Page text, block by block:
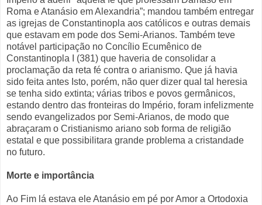
Roma e Atanásio em Alexandria”; mandou também entregar
as igrejas de Constantinopla aos católicos e outras demais
que estavam em pode dos Semi-Arianos. Também teve
notável participação no Concílio Ecumênico de
Constantinopla I (381) que haveria de consolidar a
proclamação da reta fé contra o arianismo. Que já havia
sido feita antes Isto, porém, não quer dizer qual tal heresia
se tenha sido extinta; várias tribos e povos germânicos,
estando dentro das fronteiras do Império, foram infelizmente
sendo evangelizados por Semi-Arianos, de modo que
abraçaram o Cristianismo ariano sob forma de religião
estatal e que possibilitara grande problema a cristandade
no futuro.
Morte e importância
Ao Fim lá estava ele Atanásio em pé por Amor a Ortodoxia